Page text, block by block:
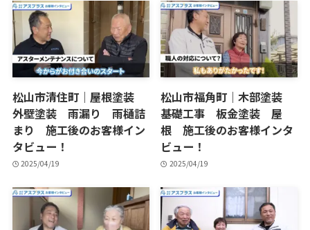
松山市清住町｜屋根塗装
外壁塗装 雨漏り 雨樋詰
まり 施工後のお客様イン
タビュー！
2025/04/19
松山市福角町｜木部塗装
基礎工事 板金塗装 屋
根 施工後のお客様インタ
ビュー！
2025/04/19